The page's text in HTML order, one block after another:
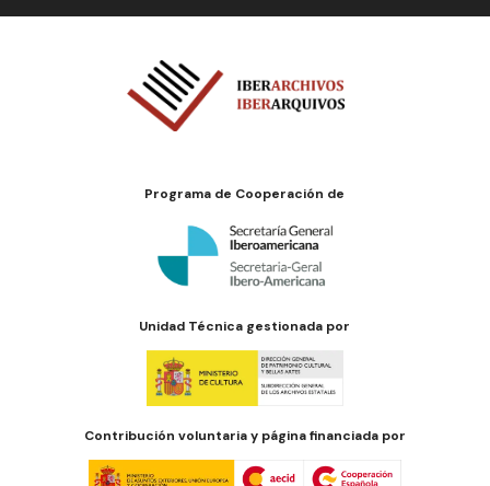
Programa de Cooperación de
Unidad Técnica gestionada por
Contribución voluntaria y página financiada por